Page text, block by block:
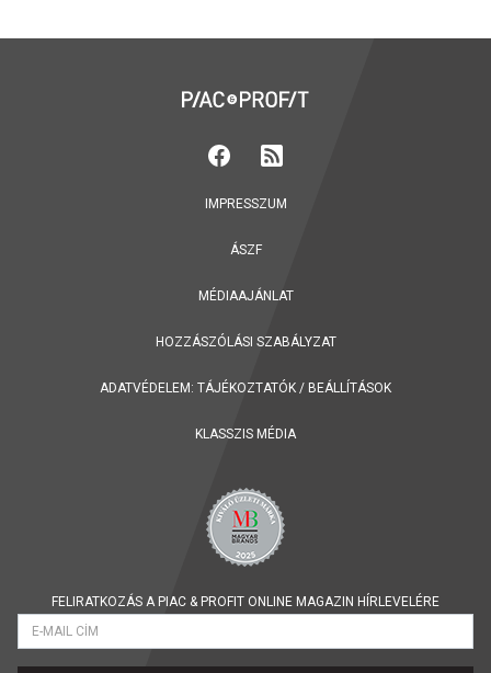
IMPRESSZUM
ÁSZF
MÉDIAAJÁNLAT
HOZZÁSZÓLÁSI SZABÁLYZAT
ADATVÉDELEM: TÁJÉKOZTATÓK / BEÁLLÍTÁSOK
KLASSZIS MÉDIA
FELIRATKOZÁS A PIAC & PROFIT ONLINE MAGAZIN HÍRLEVELÉRE